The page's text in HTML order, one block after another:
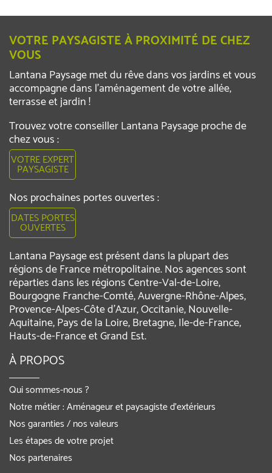
VOTRE PAYSAGISTE À PROXIMITÉ DE CHEZ
VOUS
Lantana Paysage met du rêve dans vos jardins et vous
accompagne dans l’aménagement de votre allée,
terrasse et jardin !
Trouvez votre conseiller Lantana Paysage proche de
chez vous :
VOTRE EXPERT
PAYSAGISTE
Nos prochaines portes ouvertes :
DATES PORTES
OUVERTES
Lantana Paysage est présent dans la plupart des
régions de France métropolitaine. Nos agences sont
réparties dans les régions Centre-Val-de-Loire,
Bourgogne Franche-Comté, Auvergne-Rhône-Alpes,
Provence-Alpes-Côte d'Azur, Occitanie, Nouvelle-
Aquitaine, Pays de la Loire, Bretagne, Ile-de-France,
Hauts-de-France et Grand Est.
À PROPOS
Qui sommes-nous ?
Notre métier : Aménageur et paysagiste d’extérieurs
Nos garanties / nos valeurs
Les étapes de votre projet
Nos partenaires